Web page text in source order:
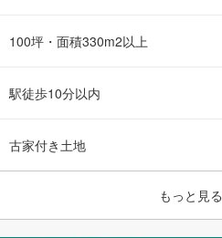
100坪・面積330m2以上
駅徒歩10分以内
古家付き土地
もっと見る